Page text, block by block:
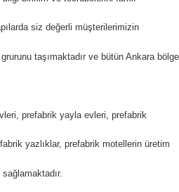
siz değerli müşterilerimizin
taşımaktadır ve bütün Ankara
prefabrik yayla evleri, prefabrik
yazlıklar, prefabrik motellerin üretim
sağlamaktadır.